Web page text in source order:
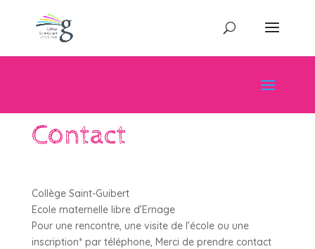
Contact
Collège Saint-Guibert
Ecole maternelle libre d’Ernage
Pour une rencontre, une visite de l’école ou une
inscription* par téléphone, Merci de prendre contact